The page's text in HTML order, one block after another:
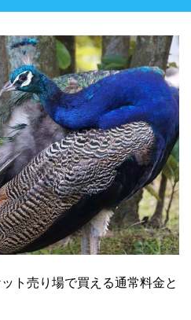
ト売り場で買える通常料金と